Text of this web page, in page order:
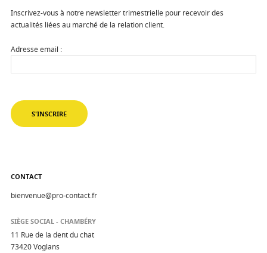
Inscrivez-vous à notre newsletter trimestrielle pour recevoir des
actualités liées au marché de la relation client.
Adresse email :
CONTACT
bienvenue@pro-contact.fr
SIÈGE SOCIAL - CHAMBÉRY
11 Rue de la dent du chat
73420 Voglans